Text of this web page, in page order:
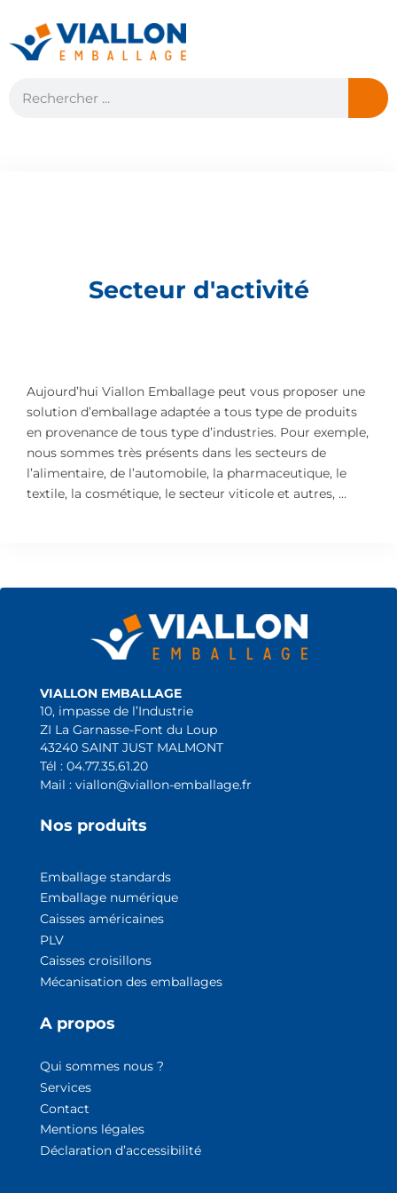
Secteur d'activité
Aujourd’hui Viallon Emballage peut vous proposer une
solution d’emballage adaptée a tous type de produits
en provenance de tous type d’industries. Pour exemple,
nous sommes très présents dans les secteurs de
l’alimentaire, de l’automobile, la pharmaceutique, le
textile, la cosmétique, le secteur viticole et autres, …
VIALLON EMBALLAGE
10, impasse de l’Industrie
ZI La Garnasse-Font du Loup
43240 SAINT JUST MALMONT
Tél : 04.77.35.61.20
Mail : viallon@viallon-emballage.fr
Nos produits
Emballage standards
Emballage numérique
Caisses américaines
PLV
Caisses croisillons
Mécanisation des emballages
A propos
Qui sommes nous ?
Services
Contact
Mentions légales
Déclaration d’accessibilité